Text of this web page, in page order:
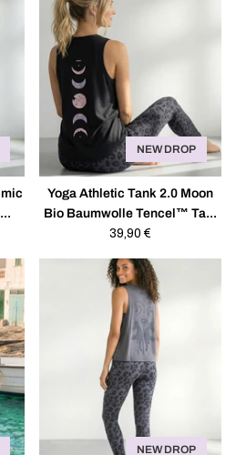
NEW DROP
Yoga Athletic Tank 2.0 Moon
Bio Baumwolle Tencel™ Ta...
Regulärer
39,90 €
NEW DROP